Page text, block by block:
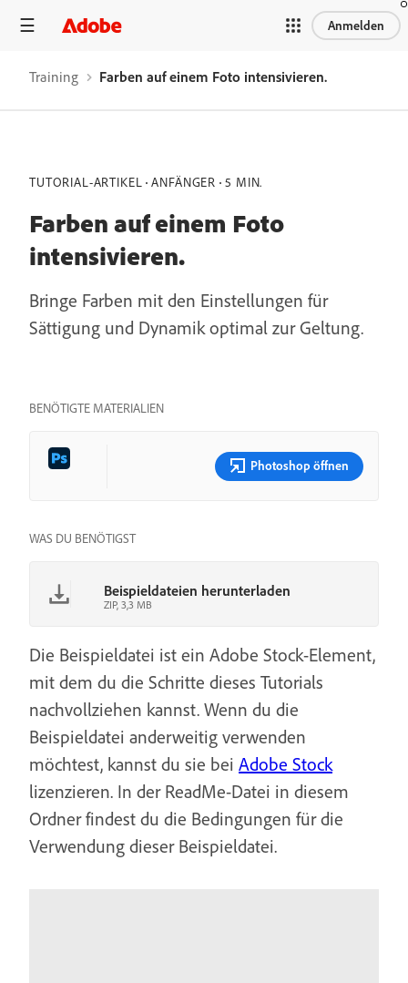
Anmelden
Training Farben auf einem Foto intensivieren.
TUTORIAL-ARTIKEL ANFÄNGER 5 MIN.
Farben auf einem Foto
intensivieren.
Bringe Farben mit den Einstellungen für
Sättigung und Dynamik optimal zur Geltung.
BENÖTIGTE MATERIALIEN
Photoshop öffnen
WAS DU BENÖTIGST
Beispieldateien herunterladen
ZIP, 3,3 MB
Die Beispieldatei ist ein Adobe Stock-Element,
mit dem du die Schritte dieses Tutorials
nachvollziehen kannst. Wenn du die
Beispieldatei anderweitig verwenden
möchtest, kannst du sie bei Adobe Stock
lizenzieren. In der ReadMe-Datei in diesem
Ordner findest du die Bedingungen für die
Verwendung dieser Beispieldatei.